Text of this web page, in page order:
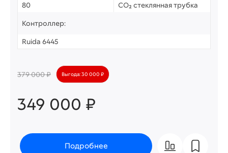
80
CO₂ стеклянная трубка
Контроллер:
Ruida 6445
379 000 ₽ Выгода: 30 000 ₽
349 000 ₽
Подробнее